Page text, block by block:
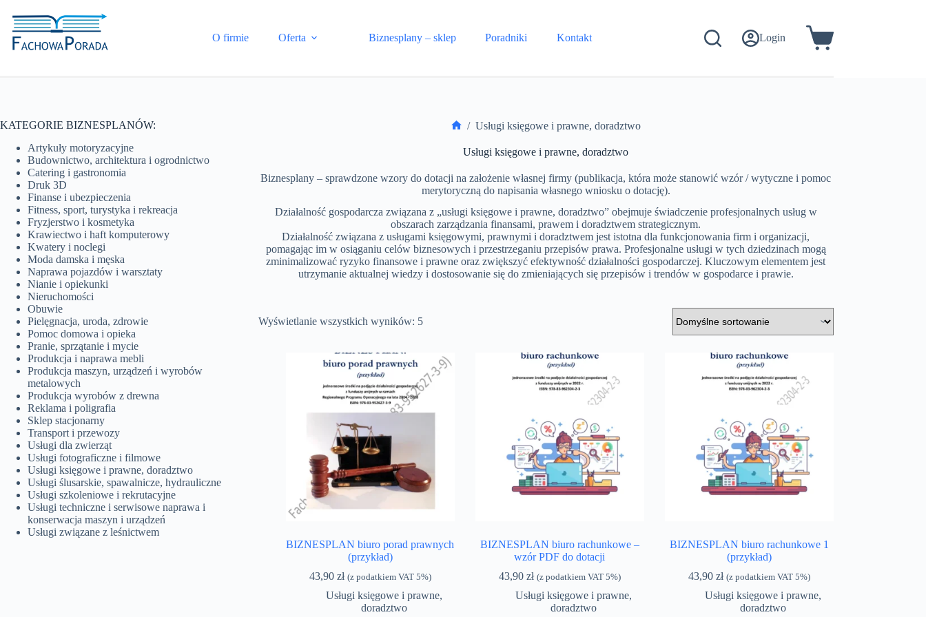
treści
O firmie Oferta Biznesplany – sklep Poradniki Kontakt Login Koszyk
główna
/ Usługi księgowe i prawne, doradztwo
Usługi księgowe i prawne, doradztwo
Biznesplany – sprawdzone wzory do dotacji na założenie własnej firmy (publikacja, która może stanowić wzór / wytyczne i pomoc
merytoryczną do napisania własnego wniosku o dotację).
Działalność gospodarcza związana z „usługi księgowe i prawne, doradztwo” obejmuje świadczenie profesjonalnych usług w
obszarach zarządzania finansami, prawem i doradztwem strategicznym.
Działalność związana z usługami księgowymi, prawnymi i doradztwem jest istotna dla funkcjonowania firm i organizacji,
pomagając im w osiąganiu celów biznesowych i przestrzeganiu przepisów prawa. Profesjonalne usługi w tych dziedzinach mogą
zminimalizować ryzyko finansowe i prawne oraz zwiększyć efektywność działalności gospodarczej. Kluczowym elementem jest
utrzymanie aktualnej wiedzy i dostosowanie się do zmieniających się przepisów i trendów w gospodarce i prawie.
Wyświetlanie wszystkich wyników: 5
BIZNESPLAN biuro porad prawnych
(przykład)
43,90 zł (z podatkiem VAT 5%)
Usługi księgowe i prawne,
doradztwo
BIZNESPLAN biuro rachunkowe –
wzór PDF do dotacji
43,90 zł (z podatkiem VAT 5%)
Usługi księgowe i prawne,
doradztwo
BIZNESPLAN biuro rachunkowe 1
(przykład)
43,90 zł (z podatkiem VAT 5%)
Usługi księgowe i prawne,
doradztwo
KATEGORIE BIZNESPLANÓW:
Artykuły motoryzacyjne
Budownictwo, architektura i ogrodnictwo
Catering i gastronomia
Druk 3D
Finanse i ubezpieczenia
Fitness, sport, turystyka i rekreacja
Fryzjerstwo i kosmetyka
Krawiectwo i haft komputerowy
Kwatery i noclegi
Moda damska i męska
Naprawa pojazdów i warsztaty
Nianie i opiekunki
Nieruchomości
Obuwie
Pielęgnacja, uroda, zdrowie
Pomoc domowa i opieka
Pranie, sprzątanie i mycie
Produkcja i naprawa mebli
Produkcja maszyn, urządzeń i wyrobów
metalowych
Produkcja wyrobów z drewna
Reklama i poligrafia
Sklep stacjonarny
Transport i przewozy
Usługi dla zwierząt
Usługi fotograficzne i filmowe
Usługi księgowe i prawne, doradztwo
Usługi ślusarskie, spawalnicze, hydrauliczne
Usługi szkoleniowe i rekrutacyjne
Usługi techniczne i serwisowe naprawa i
konserwacja maszyn i urządzeń
Usługi związane z leśnictwem